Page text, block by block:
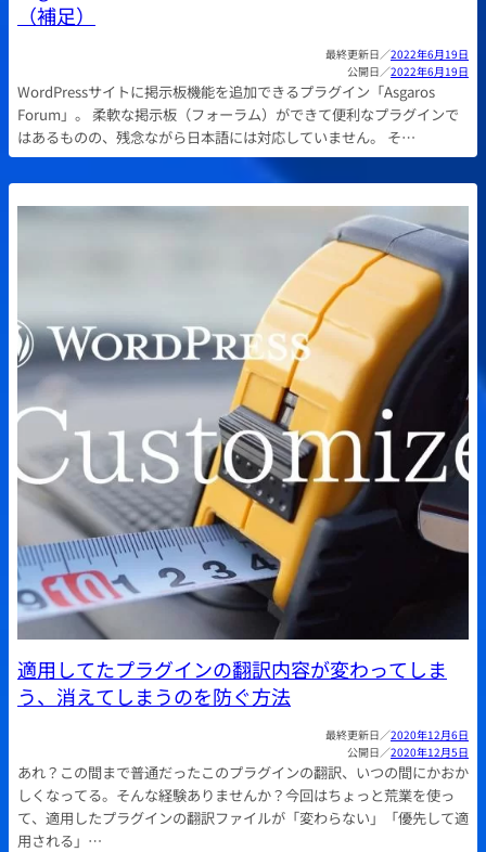
（補足）
2022年6月19日
2022年6月19日
WordPressサイトに掲示板機能を追加できるプラグイン「Asgaros
Forum」。 柔軟な掲示板（フォーラム）ができて便利なプラグインで
はあるものの、残念ながら日本語には対応していません。 そ…
適用してたプラグインの翻訳内容が変わってしま
う、消えてしまうのを防ぐ方法
2020年12月6日
2020年12月5日
あれ？この間まで普通だったこのプラグインの翻訳、いつの間にかおか
しくなってる。そんな経験ありませんか？今回はちょっと荒業を使っ
て、適用したプラグインの翻訳ファイルが「変わらない」「優先して適
用される」…